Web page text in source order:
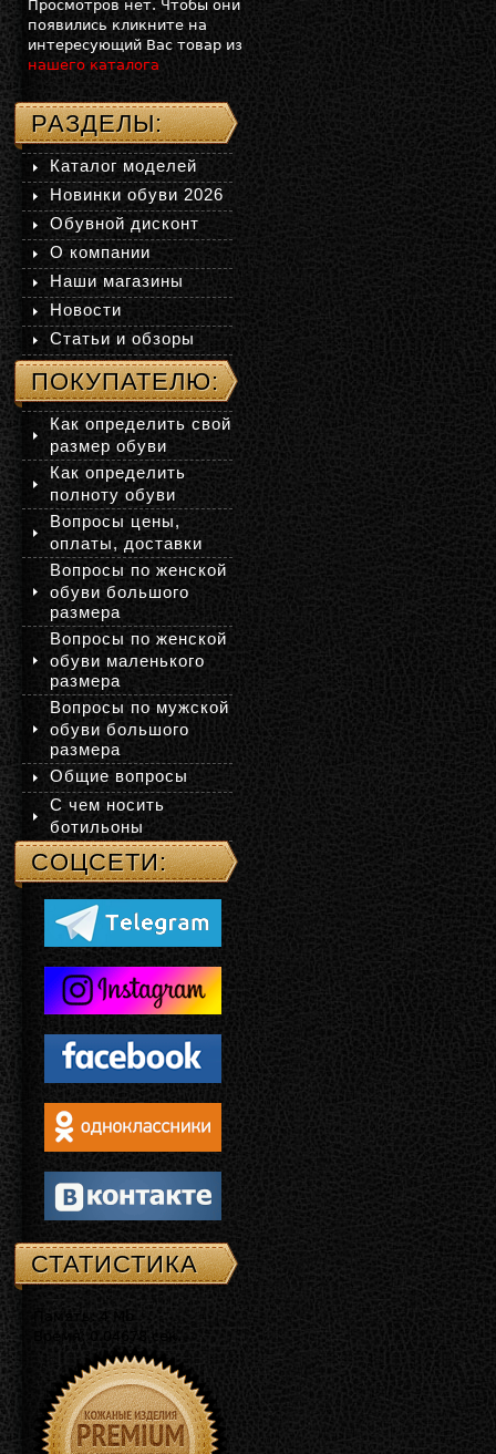
Просмотров нет. Чтобы они
появились кликните на
интересующий Вас товар из
нашего каталога
РАЗДЕЛЫ:
Каталог моделей
Новинки обуви 2026
Обувной дисконт
О компании
Наши магазины
Новости
Статьи и обзоры
ПОКУПАТЕЛЮ:
Как определить свой
размер обуви
Как определить
полноту обуви
Вопросы цены,
оплаты, доставки
Вопросы по женской
обуви большого
размера
Вопросы по женской
обуви маленького
размера
Вопросы по мужской
обуви большого
размера
Общие вопросы
С чем носить
ботильоны
СОЦСЕТИ:
СТАТИСТИКА
Память: 4 Mb
Время: 0.04678 сек.